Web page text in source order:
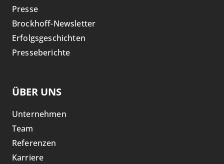
Presse
Brockhoff-Newsletter
Erfolgsgeschichten
Presseberichte
ÜBER UNS
Unternehmen
Team
Referenzen
Karriere